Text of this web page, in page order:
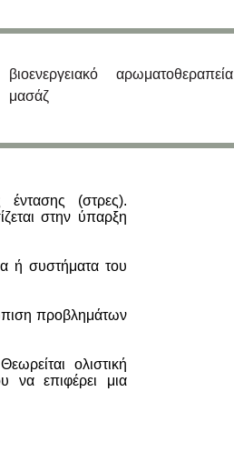
βιοενεργειακό
μασάζ
αρωματοθεραπεία
έντασης (στρες).
στην ύπαρξη
ή συστήματα του
προβλημάτων
ολιστική
να επιφέρει μια